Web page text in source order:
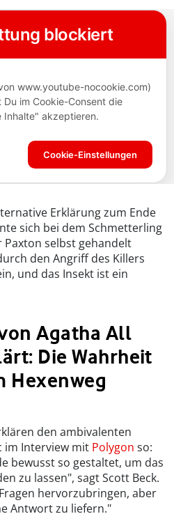
Erklärung zum Ende
sich bei dem Schmetterling
Paxton selbst gehandelt
den Angriff des Killers
und das Insekt ist ein
Agatha All
Die Wahrheit
Hexenweg
den ambivalenten
im Interview mit Polygon so:
bewusst so gestaltet, um das
zu lassen", sagt Scott Beck.
hervorzubringen, aber
Antwort zu liefern."